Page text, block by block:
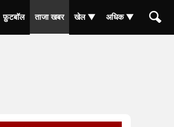
फ़ुटबॉल ताजा खबर खेल ▼ अधिक ▼